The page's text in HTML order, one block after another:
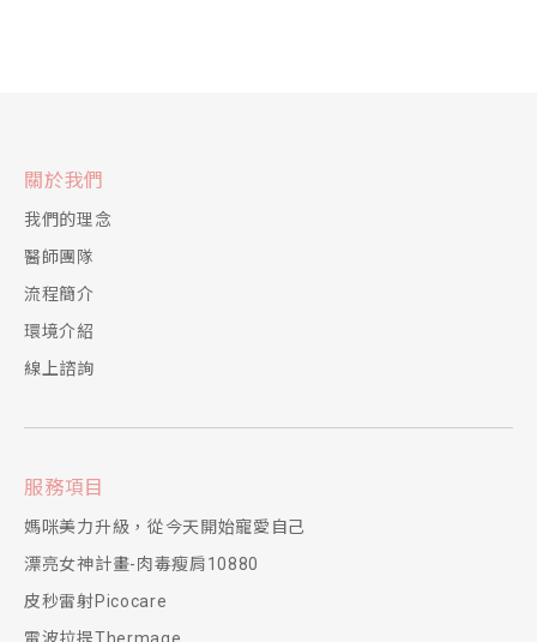
關於我們
我們的理念
醫師團隊
流程簡介
環境介紹
線上諮詢
服務項目
媽咪美力升級，從今天開始寵愛自己
漂亮女神計畫-肉毒瘦肩10880
皮秒雷射Picocare